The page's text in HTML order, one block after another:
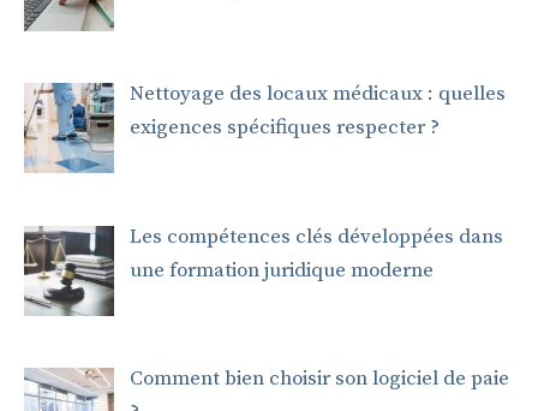
Nettoyage des locaux médicaux : quelles
exigences spécifiques respecter ?
Les compétences clés développées dans
une formation juridique moderne
Comment bien choisir son logiciel de paie